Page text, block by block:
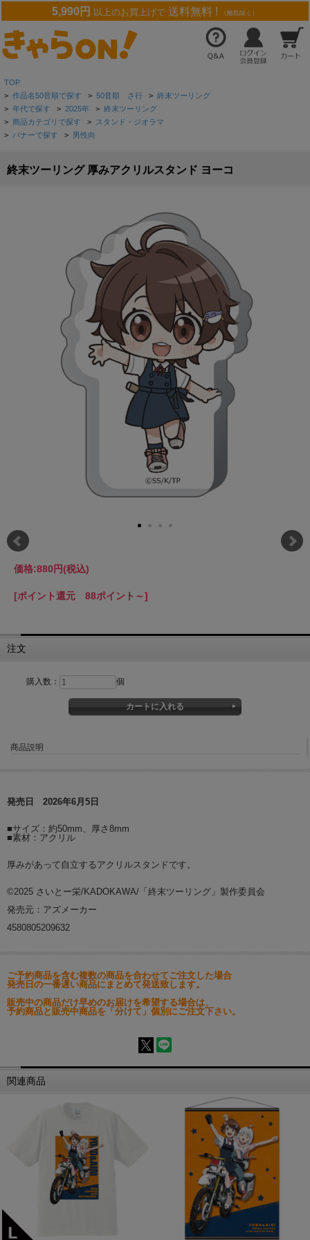
5,990円 以上のお買上げで 送料無料 ! （離島除く）
TOP
> 作品名50音順で探す > 50音順 さ行 > 終末ツーリング
> 年代で探す > 2025年 > 終末ツーリング
> 商品カテゴリで探す > スタンド・ジオラマ
> バナーで探す > 男性向
終末ツーリング 厚みアクリルスタンド ヨーコ
価格:880円(税込)
[ポイント還元 88ポイント～]
注文
購入数： 個
商品説明
発売日 2026年6月5日
■サイズ：約50mm、厚さ8mm
■素材：アクリル
厚みがあって自立するアクリルスタンドです。
©2025 さいとー栄/KADOKAWA/「終末ツーリング」製作委員会
発売元：アズメーカー
4580805209632
ご予約商品を含む複数の商品を合わせてご注文した場合
発売日の一番遅い商品にまとめて発送致します。
販売中の商品だけ早めのお届けを希望する場合は、
予約商品と販売中商品を「分けて」個別にご注文下さい。
関連商品